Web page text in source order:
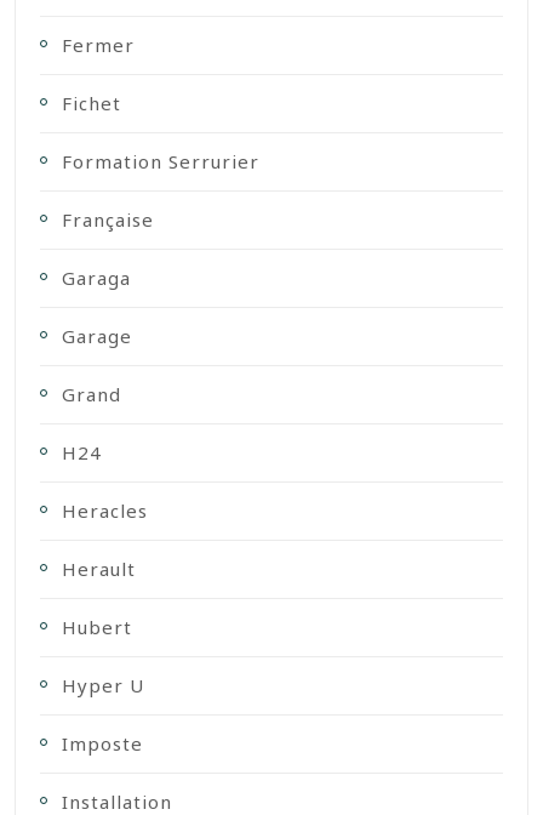
Fermer
Fichet
Formation Serrurier
Française
Garaga
Garage
Grand
H24
Heracles
Herault
Hubert
Hyper U
Imposte
Installation